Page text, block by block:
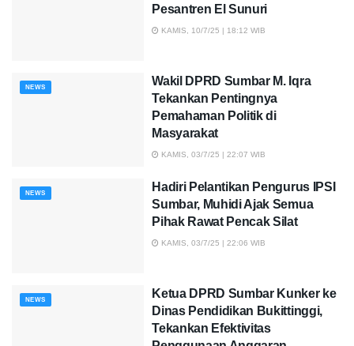
Pesantren El Sunuri
KAMIS, 10/7/25 | 18:12 WIB
NEWS
Wakil DPRD Sumbar M. Iqra
Tekankan Pentingnya
Pemahaman Politik di
Masyarakat
KAMIS, 03/7/25 | 22:07 WIB
NEWS
Hadiri Pelantikan Pengurus IPSI
Sumbar, Muhidi Ajak Semua
Pihak Rawat Pencak Silat
KAMIS, 03/7/25 | 22:06 WIB
NEWS
Ketua DPRD Sumbar Kunker ke
Dinas Pendidikan Bukittinggi,
Tekankan Efektivitas